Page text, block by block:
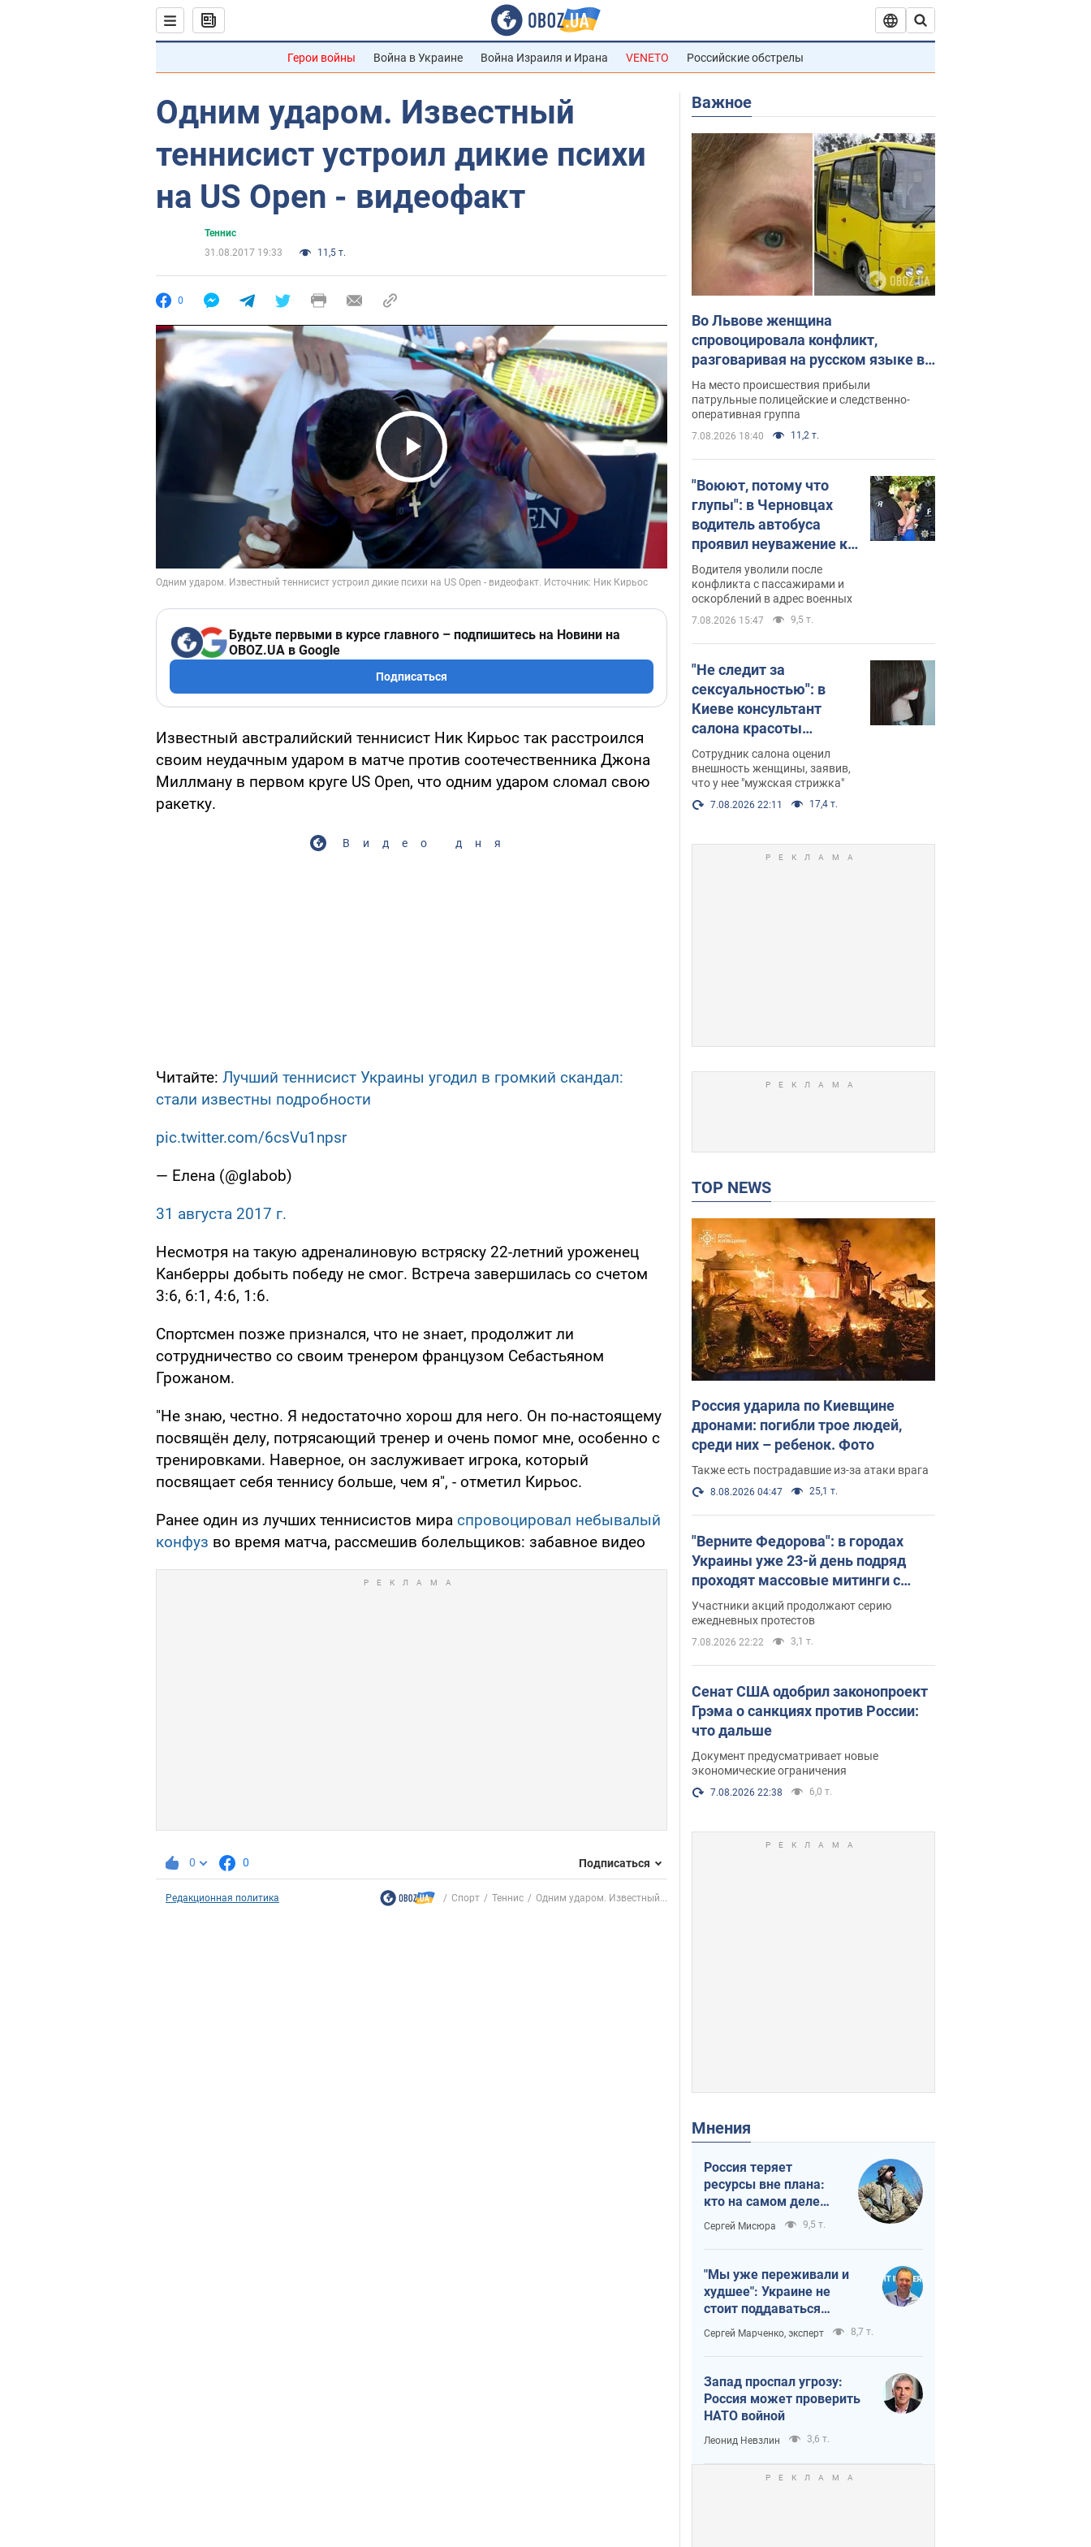
Герои войны Война в Украине Война Израиля и Ирана VENETO Российские обстрелы
Одним ударом. Известный
теннисист устроил дикие психи
на US Open - видеофакт
Теннис
31.08.2017 19:33
11,5 т.
0
Play Video
Будьте первыми в курсе главного – подпишитесь на Новини на
OBOZ.UA в Google
Подписаться
Известный австралийский теннисист Ник Кирьос так расстроился
своим неудачным ударом в матче против соотечественника Джона
Миллману в первом круге US Open, что одним ударом сломал свою
ракетку.
Видео дня
Читайте: Лучший теннисист Украины угодил в громкий скандал:
стали известны подробности
pic.twitter.com/6csVu1npsr
— Елена (@glabob)
31 августа 2017 г.
Несмотря на такую адреналиновую встряску 22-летний уроженец
Канберры добыть победу не смог. Встреча завершилась со счетом
3:6, 6:1, 4:6, 1:6.
Спортсмен позже признался, что не знает, продолжит ли
сотрудничество со своим тренером французом Себастьяном
Грожаном.
"Не знаю, честно. Я недостаточно хорош для него. Он по-настоящему
посвящён делу, потрясающий тренер и очень помог мне, особенно с
тренировками. Наверное, он заслуживает игрока, который
посвящает себя теннису больше, чем я", - отметил Кирьос.
Ранее один из лучших теннисистов мира спровоцировал небывалый
конфуз во время матча, рассмешив болельщиков: забавное видео
0 0 Подписаться
Редакционная политика Спорт Теннис Одним ударом. Известный...
Важное
Во Львове женщина
спровоцировала конфликт,
разговаривая на русском языке в
маршрутке: полиция составила
административный протокол.
Видео
На место происшествия прибыли
патрульные полицейские и следственно-
оперативная группа
7.08.2026 18:40 11,2 т.
"Воюют, потому что
глупы": в Черновцах
водитель автобуса
проявил неуважение к
украинским военным и
поплатился за это.
Видео
Водителя уволили после
конфликта с пассажирами и
оскорблений в адрес военных
7.08.2026 15:47 9,5 т.
"Не следит за
сексуальностью": в
Киеве консультант
салона красоты
оскорбил женщину
после химиотерапии,
разгорелся скандал.
Фото
Сотрудник салона оценил
внешность женщины, заявив,
что у нее "мужская стрижка"
7.08.2026 22:11 17,4 т.
TOP NEWS
Россия ударила по Киевщине
дронами: погибли трое людей,
среди них – ребенок. Фото
Также есть пострадавшие из-за атаки врага
8.08.2026 04:47 25,1 т.
"Верните Федорова": в городах
Украины уже 23-й день подряд
проходят массовые митинги с
плакатами. Фото и видео
Участники акций продолжают серию
ежедневных протестов
7.08.2026 22:22 3,1 т.
Сенат США одобрил законопроект
Грэма о санкциях против России:
что дальше
Документ предусматривает новые
экономические ограничения
7.08.2026 22:38 6,0 т.
Мнения
Россия теряет
ресурсы вне плана:
кто на самом деле
диктует темп войны
Сергей Мисюра 9,5 т.
"Мы уже переживали и
худшее": Украине не
стоит поддаваться
отчаянию из-за
ракетного террора
Сергей Марченко, эксперт 8,7 т.
Запад проспал угрозу:
Россия может проверить
НАТО войной
Леонид Невзлин 3,6 т.